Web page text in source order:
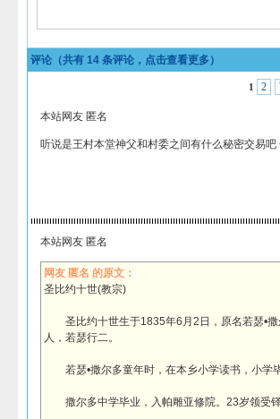
评论（共有 14 条评论，点击查看更多）
1 2
本站网友 匿名
听说是王村本堂神父和村委之间有什么秘密交易吧
本站网友 匿名
网友 匿名 的原文：
圣比约十世(教宗)
圣比约十世生于1835年6月2日，原名若瑟•撒
人，若瑟行二。
若瑟•撒尔多童年时，在本乡小学读书，小学
撒尔多中学毕业，入帕雕亚修院。23岁领受